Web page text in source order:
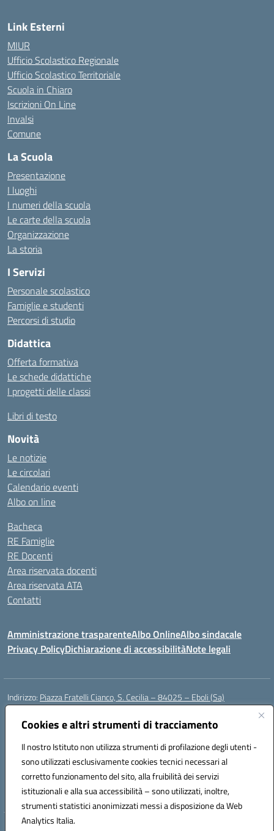
Cookies e altri strumenti di tracciamento
Il nostro Istituto non utilizza strumenti di profilazione degli utenti -
sono utilizzati esclusivamente cookies tecnici necessari al
corretto funzionamento del sito, alla fruibilità dei servizi
istituzionali e alla sua accessibilità – sono utilizzati, inoltre,
strumenti statistici anonimizzati messi a disposizione da Web
Analytics Italia.
Link Esterni
MIUR
Ufficio Scolastico Regionale
Ufficio Scolastico Territoriale
Scuola in Chiaro
Iscrizioni On Line
Invalsi
Comune
La Scuola
Presentazione
I luoghi
I numeri della scuola
Le carte della scuola
Organizzazione
La storia
I Servizi
Personale scolastico
Famiglie e studenti
Percorsi di studio
Didattica
Offerta formativa
Le schede didattiche
I progetti delle classi
Libri di testo
Novità
Le notizie
Le circolari
Calendario eventi
Albo on line
Bacheca
RE Famiglie
RE Docenti
Area riservata docenti
Area riservata ATA
Contatti
Amministrazione trasparenteAlbo OnlineAlbo sindacale
Privacy PolicyDichiarazione di accessibilitàNote legali
Indirizzo: Piazza Fratelli Cianco, S. Cecilia – 84025 – Eboli (Sa)
Centralino:
Posta elettronica certificata (PEC):saic81900c@pec.istruzione.it
Codice fiscale: 91028680659
Codice meccanografico:SAIC81900C
Codice Indice delle Pubbliche Amministrazioni (IPA): istsc_saic81900c
Codice unico di fatturazione (CUF): UFWGMO